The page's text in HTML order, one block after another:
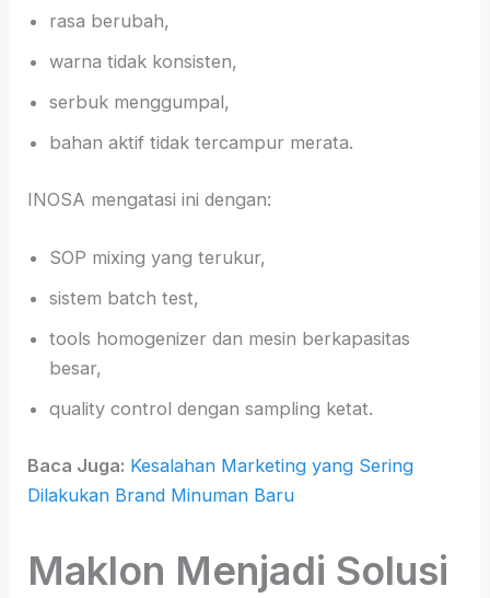
rasa berubah,
warna tidak konsisten,
serbuk menggumpal,
bahan aktif tidak tercampur merata.
INOSA mengatasi ini dengan:
SOP mixing yang terukur,
sistem batch test,
tools homogenizer dan mesin berkapasitas
besar,
quality control dengan sampling ketat.
Baca Juga: Kesalahan Marketing yang Sering
Dilakukan Brand Minuman Baru
Maklon Menjadi Solusi